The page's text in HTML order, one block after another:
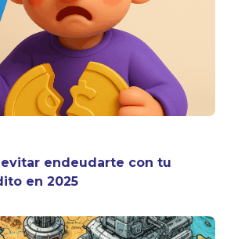
evitar endeudarte con tu
en 2025